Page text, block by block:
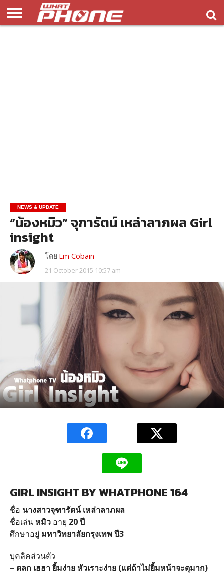
NEWS & UPDATE
“น้องหมิว” จุฑารัตน์ เหล่าลาภผล Girl
insight
โดย Em Cobain
21 October 2015 10:57 am
GIRL INSIGHT BY WHATPHONE 164
ชื่อ นางสาวจุฑารัตน์ เหล่าลาภผล
ชื่อเล่น หมิวอายุ 20 ปี
ศึกษาอยู่ มหาวิทยาลัยกรุงเทพ ปี3
บุคลิคส่วนตัว
– ตลก เฮฮา ยิ้มง่าย หัวเราะง่าย (แต่ถ้าไม่ยิ้มหน้าจะดุมาก)